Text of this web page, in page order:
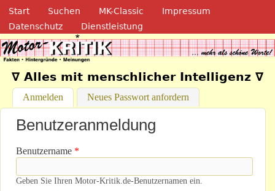
Direkt zum Inhalt
Navigation
Start Suchen MK-Classic
Impressum
Datenschutz
Dienstleistung
Motor-Kritik.de
∇ Alles mit menschlicher Intelligenz ∇
Anmelden (aktiver Reiter)
Neues Passwort anfordern
Benutzeranmeldung
Benutzername *
Geben Sie Ihren Motor-Kritik.de-Benutzernamen ein.